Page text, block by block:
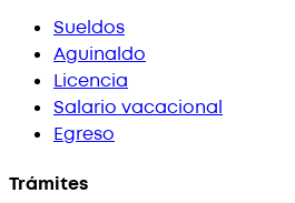
Sueldos
Aguinaldo
Licencia
Salario vacacional
Egreso
Trámites